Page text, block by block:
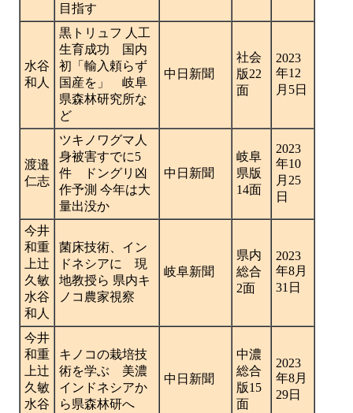
目指す
水谷
和人
黒トリュフ 人工
生育成功 国内
初「輸入頼らず
国産を」 岐阜
県森林研究所な
ど
中日新聞
社会
版22
面
2023
年12
月5日
渡邉
仁志
ツキノワグマ人
身被害すでに5
件 ドングリ凶
作予測 今年は大
量出没か
中日新聞
岐阜
県版
14面
2023
年10
月25
日
今井
和重
上辻
久敏
水谷
和人
菌床技術、イン
ドネシアに 現
地教授ら 県内キ
ノコ農家視察
岐阜新聞
県内
総合
2面
2023
年8月
31日
今井
和重
上辻
久敏
水谷
キノコの栽培技
術を学ぶ 美濃
インドネシアか
ら県森林研へ
中日新聞
中濃
総合
版15
面
2023
年8月
29日